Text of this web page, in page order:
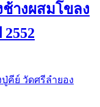
างผสมโขลง